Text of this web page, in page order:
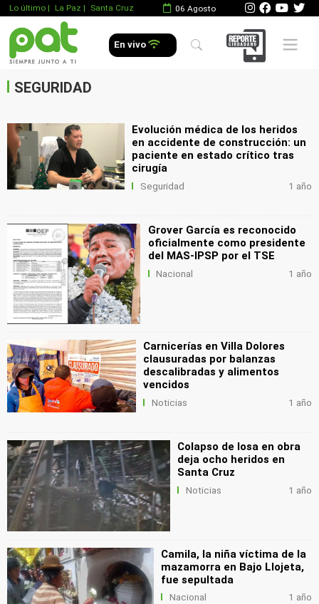
Lo último | La Paz | Santa Cruz 06 Agosto
En vivo Mobile
SEGURIDAD
.
Evolución médica de los heridos
en accidente de construcción: un
paciente en estado crítico tras
cirugía
Seguridad 1 año
Grover García es reconocido
oficialmente como presidente
del MAS-IPSP por el TSE
Nacional 1 año
Carnicerías en Villa Dolores
clausuradas por balanzas
descalibradas y alimentos
vencidos
Noticias 1 año
Colapso de losa en obra
deja ocho heridos en
Santa Cruz
Noticias 1 año
Camila, la niña víctima de la
mazamorra en Bajo Llojeta,
fue sepultada
Nacional 1 año